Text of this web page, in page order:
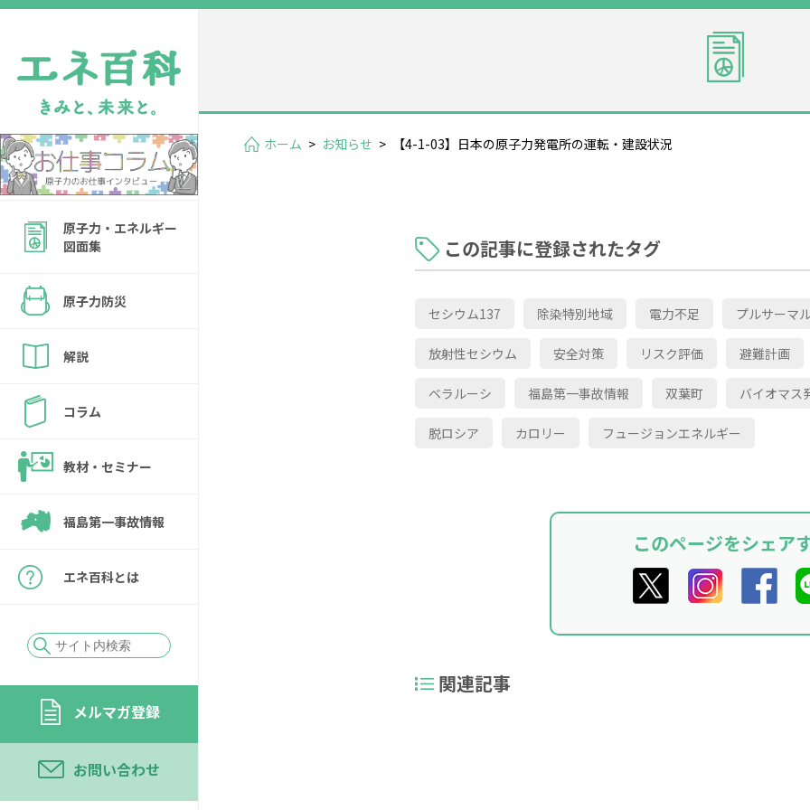
原子力・エネルギー
図面集
原子力防災
解説
コラム
教材・セミナー
福島第一事故情報
エネ百科とは
メルマガ登録
お問い合わせ
ホーム > お知らせ > 【4-1-03】日本の原子力発電所の運転・建設状況
この記事に登録されたタグ
セシウム137 除染特別地域 電力不足 プルサーマ
放射性セシウム 安全対策 リスク評価 避難計画
ベラルーシ 福島第一事故情報 双葉町 バイオマス
脱ロシア カロリー フュージョンエネルギー
このページをシェア
関連記事